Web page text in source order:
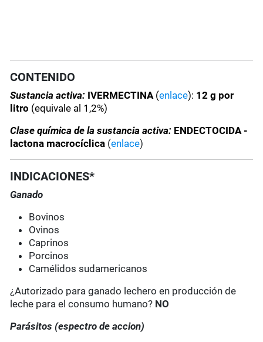
CONTENIDO
Sustancia activa: IVERMECTINA(enlace): 12 g por
litro (equivale al 1,2%)
Clase química de la sustancia activa: ENDECTOCIDA -
lactona macrocíclica (enlace)
INDICACIONES*
Ganado
Bovinos
Ovinos
Caprinos
Porcinos
Camélidos sudamericanos
¿Autorizado para ganado lechero en producción de
leche para el consumo humano? NO
Parásitos (espectro de accion)